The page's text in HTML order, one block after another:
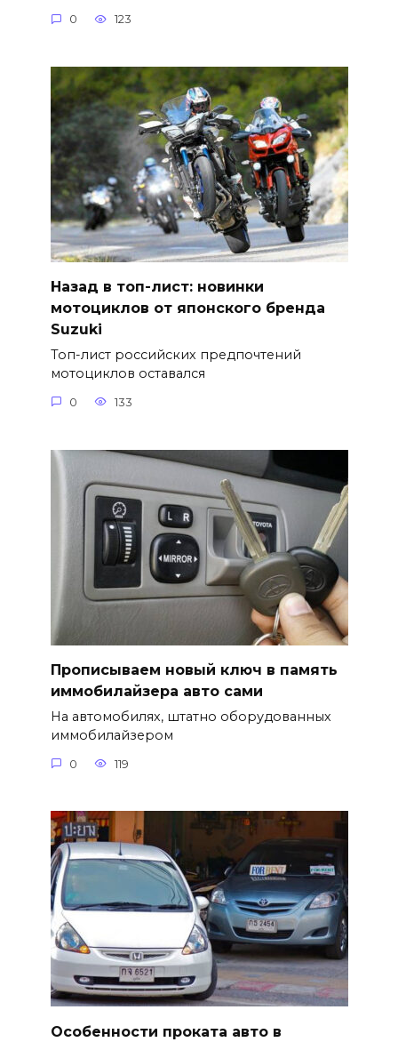
0 123
Назад в топ-лист: новинки
мотоциклов от японского бренда
Suzuki
Топ-лист российских предпочтений
мотоциклов оставался
0 133
Прописываем новый ключ в память
иммобилайзера авто сами
На автомобилях, штатно оборудованных
иммобилайзером
0 119
Особенности проката авто в